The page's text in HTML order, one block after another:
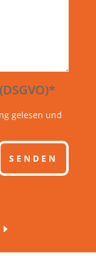
gelesen und
SENDEN